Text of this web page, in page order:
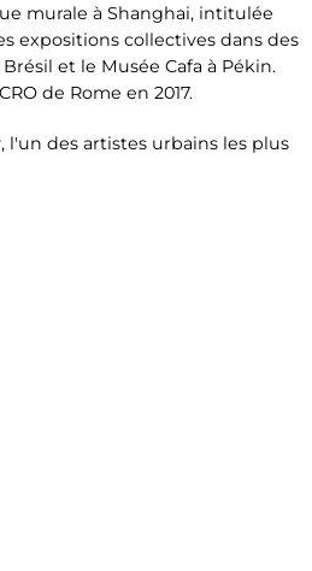
murale à Shanghai, intitulée
expositions collectives dans des
et le Musée Cafa à Pékin.
de Rome en 2017.
l'un des artistes urbains les plus